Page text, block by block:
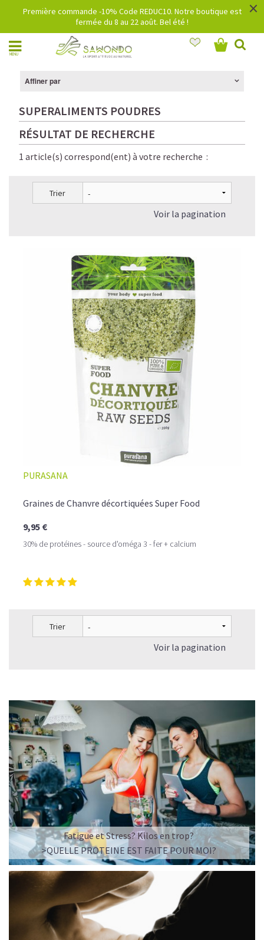
Première commande -10% Code REDUC10. Notre boutique est
fermée du 8 au 22 août. Bel été !
×
MENU
Affiner par
SUPERALIMENTS POUDRES
RÉSULTAT DE RECHERCHE
1 article(s) correspond(ent) à votre recherche :
Trier
Voir la pagination
PURASANA
Graines de Chanvre décortiquées Super Food
9,95 €
30% de protéines - source d'oméga 3 - fer + calcium
Trier
Voir la pagination
Fatigue et Stress? Kilos en trop?
>QUELLE PROTEINE EST FAITE POUR MOI?